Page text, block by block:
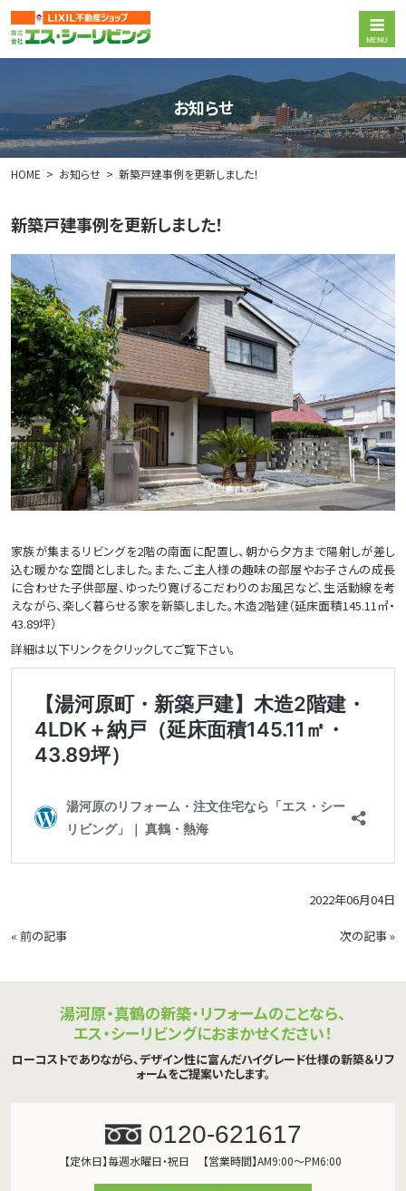
お知らせ
HOME お知らせ 新築戸建事例を更新しました！
新築戸建事例を更新しました！
家族が集まるリビングを2階の南面に配置し、朝から夕方まで陽射しが差し
込む暖かな空間としました。また、ご主人様の趣味の部屋やお子さんの成長
に合わせた子供部屋、ゆったり寛げるこだわりのお風呂など、生活動線を考
えながら、楽しく暮らせる家を新築しました。木造2階建（延床面積145.11㎡・
43.89坪）
詳細は以下リンクをクリックしてご覧下さい。
2022年06月04日
« 前の記事 次の記事»
湯河原・真鶴の新築・リフォームのことなら、
エス・シーリビングにおまかせください！
ローコストでありながら、デザイン性に富んだハイグレード仕様の新築＆リフ
ォームをご提案いたします。
0120-621617
【定休日】毎週水曜日・祝日 【営業時間】AM9:00～PM6:00